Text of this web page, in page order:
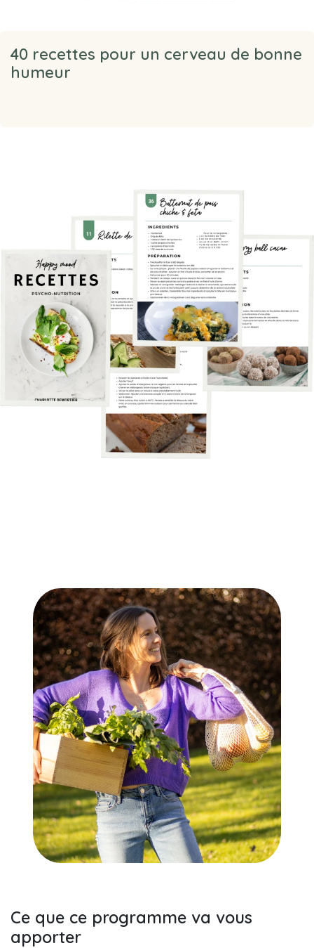
40 recettes pour un cerveau de bonne
humeur
Ce que ce programme va vous
apporter